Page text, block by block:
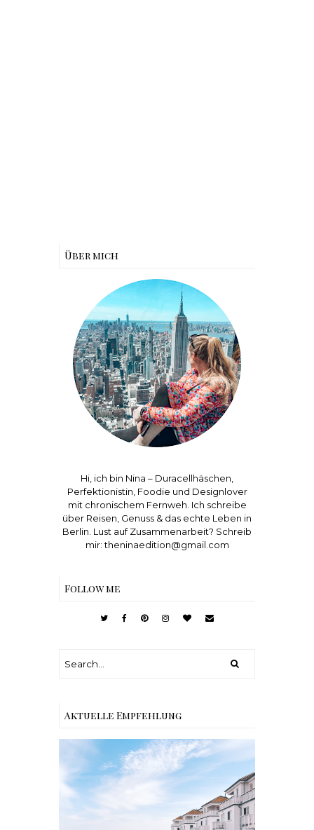
Über mich
Hi, ich bin Nina – Duracellhäschen,
Perfektionistin, Foodie und Designlover
mit chronischem Fernweh. Ich schreibe
über Reisen, Genuss & das echte Leben in
Berlin. Lust auf Zusammenarbeit? Schreib
mir: theninaedition@gmail.com
Follow me
Aktuelle Empfehlung
Reisen - Schleiregion